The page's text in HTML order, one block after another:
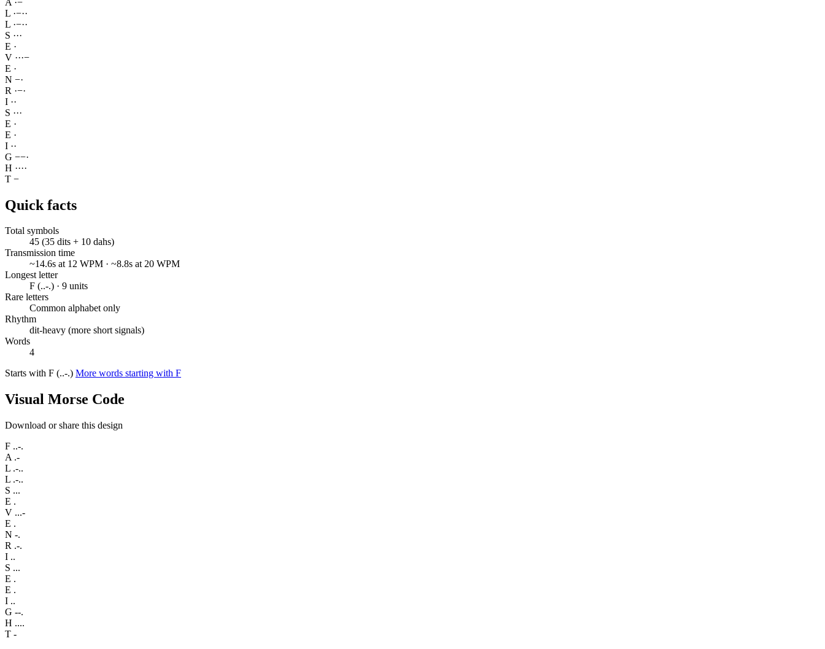
L ·−··
L ·−··
S ···
E ·
V ···−
E ·
N −·
R ·−·
I ··
S ···
E ·
E ·
I ··
G −−·
H ····
T −
Quick facts
Total symbols
45 (35 dits + 10 dahs)
Transmission time
~14.6s at 12 WPM · ~8.8s at 20 WPM
Longest letter
F (..-.) · 9 units
Rare letters
Common alphabet only
Rhythm
dit-heavy (more short signals)
Words
4
Starts with F (..-.) More words starting with F
Visual Morse Code
Download or share this design
F ..-.
A .-
L .-..
L .-..
S ...
E .
V ...-
E .
N -.
R .-.
I ..
S ...
E .
E .
I ..
G --.
H ....
T -